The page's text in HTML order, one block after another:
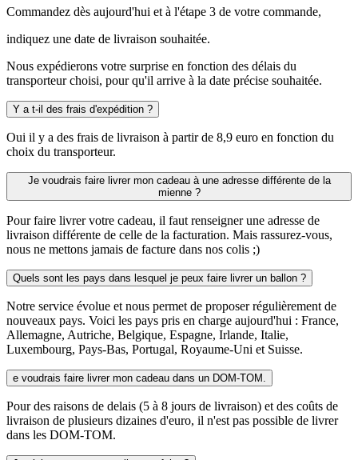
Commandez dès aujourd'hui et à l'étape 3 de votre commande,
indiquez une date de livraison souhaitée.
Nous expédierons votre surprise en fonction des délais du
transporteur choisi, pour qu'il arrive à la date précise souhaitée.
Y a t-il des frais d'expédition ?
Oui il y a des frais de livraison à partir de 8,9 euro en fonction du
choix du transporteur.
Je voudrais faire livrer mon cadeau à une adresse différente de la
mienne ?
Pour faire livrer votre cadeau, il faut renseigner une adresse de
livraison différente de celle de la facturation. Mais rassurez-vous,
nous ne mettons jamais de facture dans nos colis ;)
Quels sont les pays dans lesquel je peux faire livrer un ballon ?
Notre service évolue et nous permet de proposer régulièrement de
nouveaux pays. Voici les pays pris en charge aujourd'hui : France,
Allemagne, Autriche, Belgique, Espagne, Irlande, Italie,
Luxembourg, Pays-Bas, Portugal, Royaume-Uni et Suisse.
e voudrais faire livrer mon cadeau dans un DOM-TOM.
Pour des raisons de delais (5 à 8 jours de livraison) et des coûts de
livraison de plusieurs dizaines d'euro, il n'est pas possible de livrer
dans les DOM-TOM.